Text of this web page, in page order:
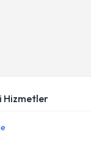
Hizmetler